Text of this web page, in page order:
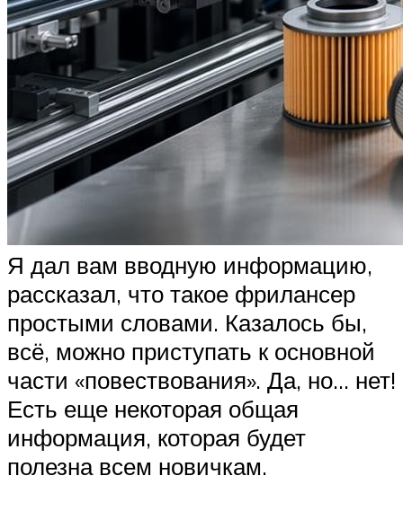
Я дал вам вводную информацию,
рассказал, что такое фрилансер
простыми словами. Казалось бы,
всё, можно приступать к основной
части «повествования». Да, но… нет!
Есть еще некоторая общая
информация, которая будет
полезна всем новичкам.